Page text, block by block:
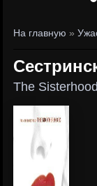
На главную »
The Sisterhood